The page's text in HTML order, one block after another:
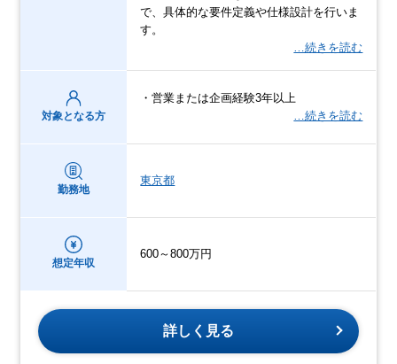
で、具体的な要件定義や仕様設計を行いま
す。
…続きを読む
対象となる方
・営業または企画経験3年以上
…続きを読む
勤務地
東京都
想定年収
600～800万円
詳しく見る